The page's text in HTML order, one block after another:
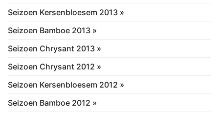
Seizoen Kersenbloesem 2013 »
Seizoen Bamboe 2013 »
Seizoen Chrysant 2013 »
Seizoen Chrysant 2012 »
Seizoen Kersenbloesem 2012 »
Seizoen Bamboe 2012 »